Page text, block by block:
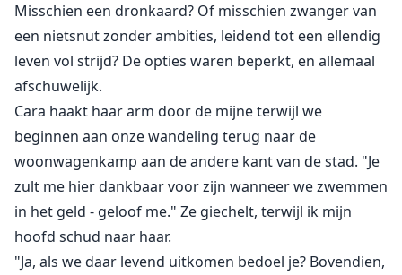
Misschien een dronkaard? Of misschien zwanger van
een nietsnut zonder ambities, leidend tot een ellendig
leven vol strijd? De opties waren beperkt, en allemaal
afschuwelijk.
Cara haakt haar arm door de mijne terwijl we
beginnen aan onze wandeling terug naar de
woonwagenkamp aan de andere kant van de stad. "Je
zult me hier dankbaar voor zijn wanneer we zwemmen
in het geld - geloof me." Ze giechelt, terwijl ik mijn
hoofd schud naar haar.
"Ja, als we daar levend uitkomen bedoel je? Bovendien,